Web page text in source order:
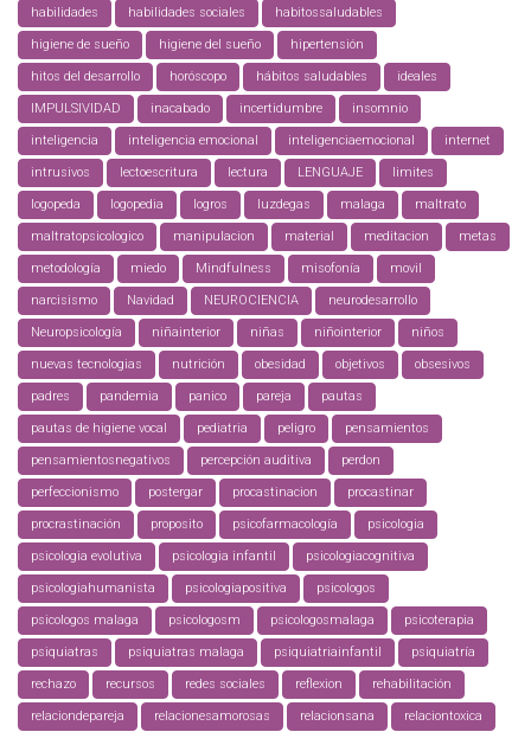
habilidades habilidades sociales habitossaludables
higiene de sueño higiene del sueño hipertensión
hitos del desarrollo horóscopo hábitos saludables ideales
IMPULSIVIDAD inacabado incertidumbre insomnio
inteligencia inteligencia emocional inteligenciaemocional internet
intrusivos lectoescritura lectura LENGUAJE limites
logopeda logopedia logros luzdegas malaga maltrato
maltratopsicologico manipulacion material meditacion metas
metodología miedo Mindfulness misofonía movil
narcisismo Navidad NEUROCIENCIA neurodesarrollo
Neuropsicología niñainterior niñas niñointerior niños
nuevas tecnologias nutrición obesidad objetivos obsesivos
padres pandemia panico pareja pautas
pautas de higiene vocal pediatria peligro pensamientos
pensamientosnegativos percepción auditiva perdon
perfeccionismo postergar procastinacion procastinar
procrastinación proposito psicofarmacología psicologia
psicologia evolutiva psicologia infantil psicologiacognitiva
psicologiahumanista psicologiapositiva psicologos
psicologos malaga psicologosm psicologosmalaga psicoterapia
psiquiatras psiquiatras malaga psiquiatriainfantil psiquiatría
rechazo recursos redes sociales reflexion rehabilitación
relaciondepareja relacionesamorosas relacionsana relaciontoxica